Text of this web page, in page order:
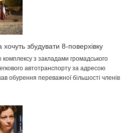
збудувати 8-поверхівку
комплексу з закладами громадського
автотранспорту за адресою
обурення переважної більшості членів